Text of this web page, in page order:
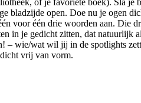
bladzijde open. Doe nu je ogen
voor één drie woorden aan. Die
in je gedicht zitten, dat natuurlijk
– wie/wat wil jij in de spotlights
vrij van vorm.